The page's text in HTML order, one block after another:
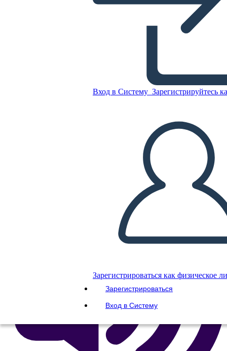
Вход в Систему Зарегистрируйтесь
Зарегистрироваться как физическое
Зарегистрироваться
Вход в Систему
Quindi Vuoi Diventare
Presidente?
Скопируйте эту раскадровку
СОЗДАТЬ РАСКАДРОВКУ
ВОСПРОИЗВЕСТИ СЛАЙД-ШОУ
ПОЧИТАЙ МНЕ